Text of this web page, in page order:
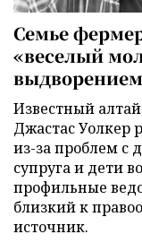
Семье
«веселый
Известный
Джастас Уолкер
из-за проблем с
супруга и дети
профильные
близкий к
источник.